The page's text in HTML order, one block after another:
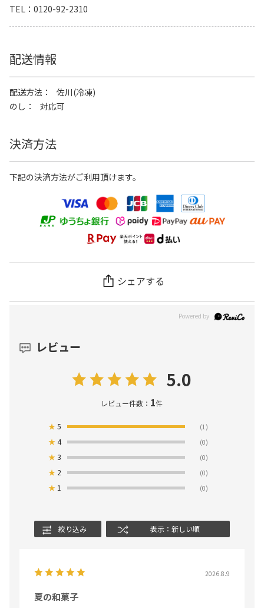
TEL
0120-92-2310
配送情報
配送方法
佐川(冷凍)
のし
対応可
決済方法
下記の決済方法がご利用頂けます。
シェアする
レビュー
5.0
レビュー件数： 1件
★5 (1)
★4 (0)
★3 (0)
★ 2 (0)
★ 1 (0)
絞り込み 表示：新しい順
2026.8.9
夏の和菓子